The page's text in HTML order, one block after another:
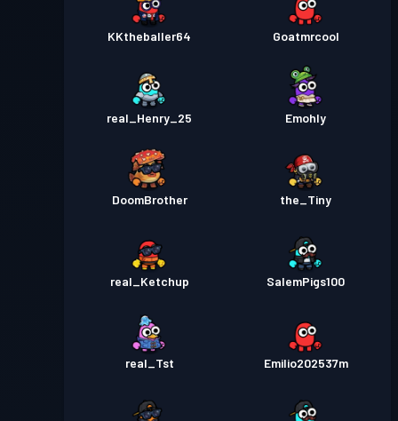
Πάσο μάχης Επίπεδο 1
KKtheballer64 Goatmrcool
real_Henry_25 Emohly
DoomBrother the_Tiny
real_Ketchup SalemPigs100
real_Tst Emilio202537m